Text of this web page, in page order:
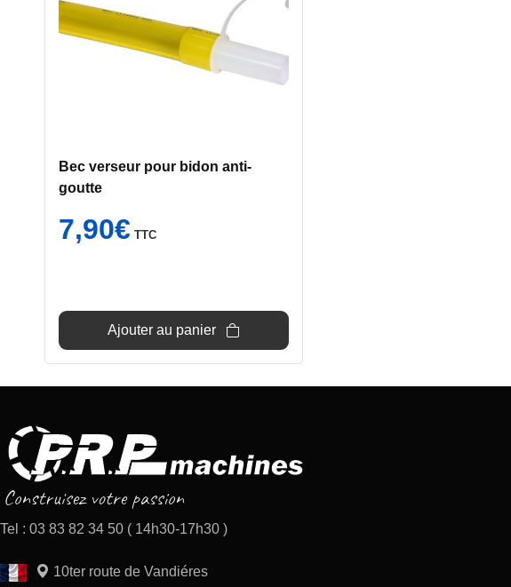
Bec verseur pour bidon anti-
goutte
7,90€ TTC
Ajouter au panier
Tel : 03 83 82 34 50 ( 14h30-17h30 )
10ter route de Vandiéres